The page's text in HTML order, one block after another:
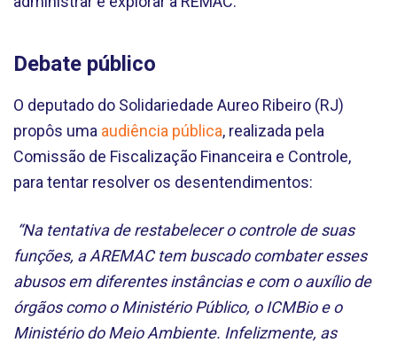
Debate público
O deputado do Solidariedade Aureo Ribeiro (RJ)
propôs uma audiência pública, realizada pela
Comissão de Fiscalização Financeira e Controle,
para tentar resolver os desentendimentos:
“Na tentativa de restabelecer o controle de suas
funções, a AREMAC tem buscado combater esses
abusos em diferentes instâncias e com o auxílio de
órgãos como o Ministério Público, o ICMBio e o
Ministério do Meio Ambiente. Infelizmente, as